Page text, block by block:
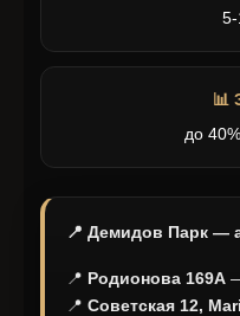
📊
до
📍 Демидов Парк —
📍 Родионова 169А
📍 Советская 12,